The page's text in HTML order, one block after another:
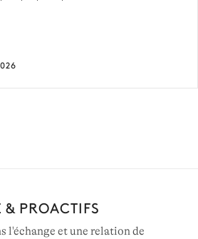
PROACTIFS
l'échange et une relation de